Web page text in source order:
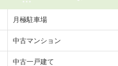
月極駐車場
中古マンション
中古一戸建て